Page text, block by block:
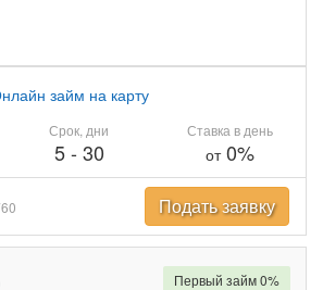
займ на карту
Срок, дни
5- 30
Ставка в день
от0%
Подать заявку
Первый займ 0%